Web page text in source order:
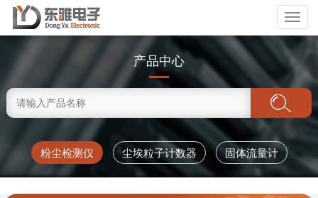
产品中心
粉尘检测仪 尘埃粒子计数器 固体流量计